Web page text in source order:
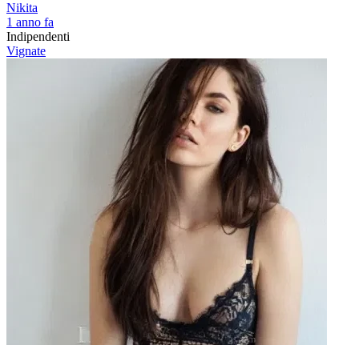
Nikita
1 anno fa
Indipendenti
Vignate